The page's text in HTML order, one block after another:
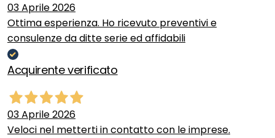
03 Aprile 2026
Ottima esperienza. Ho ricevuto preventivi e
consulenze da ditte serie ed affidabili
Acquirente verificato
03 Aprile 2026
Veloci nel metterti in contatto con le imprese.